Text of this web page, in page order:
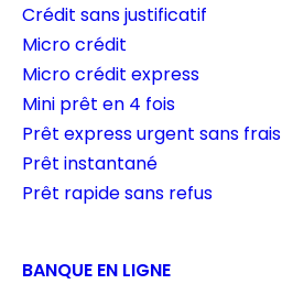
Crédit sans justificatif
Micro crédit
Micro crédit express
Mini prêt en 4 fois
Prêt express urgent sans frais
Prêt instantané
Prêt rapide sans refus
BANQUE EN LIGNE